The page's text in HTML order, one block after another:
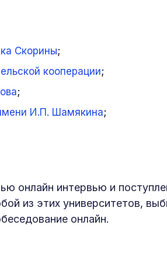
Скорины;
кооперации;
;
И.П. Шамякина;
онлайн интервью и
из этих университетов,
онлайн.